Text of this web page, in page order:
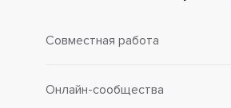
Совместная работа
Онлайн-сообщества